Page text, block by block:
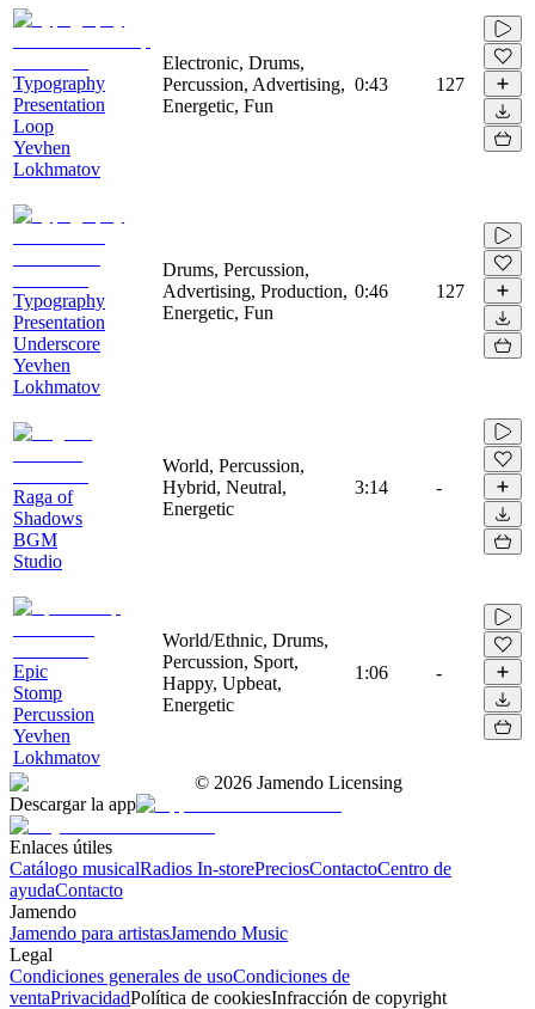
Typography
Presentation
Loop
Yevhen
Lokhmatov
Electronic, Drums,
Percussion, Advertising,
Energetic, Fun
0:43 127
Typography
Presentation
Underscore
Yevhen
Lokhmatov
Drums, Percussion,
Advertising, Production,
Energetic, Fun
0:46 127
Raga of
Shadows
BGM
Studio
World, Percussion,
Hybrid, Neutral,
Energetic
3:14 -
Epic
Stomp
Percussion
Yevhen
Lokhmatov
World/Ethnic, Drums,
Percussion, Sport,
Happy, Upbeat,
Energetic
1:06 -
© 2026 Jamendo Licensing
Descargar la app
Enlaces útiles
Catálogo musicalRadios In-storePreciosContactoCentro de
ayudaContacto
Jamendo
Jamendo para artistasJamendo Music
Legal
Condiciones generales de usoCondiciones de
ventaPrivacidadPolítica de cookiesInfracción de copyright